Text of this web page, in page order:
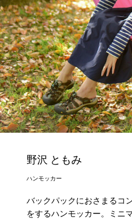
野沢 ともみ
ハンモッカー
バックパックにおさまるコ
をするハンモッカー。ミニ